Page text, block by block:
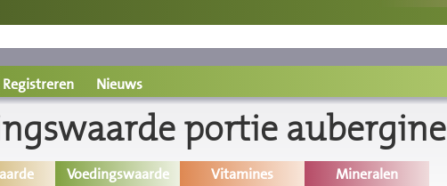
Registreren Nieuws
portie aubergine
Voedingswaarde Vitamines Mineralen